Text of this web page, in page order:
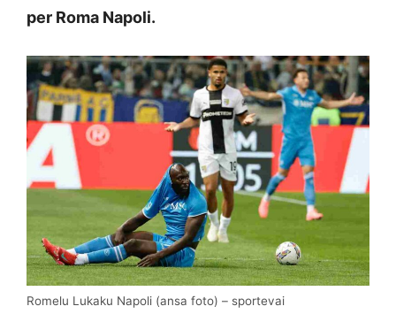
per Roma Napoli.
Romelu Lukaku Napoli (ansa foto) – sportevai